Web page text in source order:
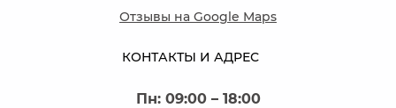
КОНТАКТЫ И АДРЕС
Пн: 09:00 – 18:00
Отзывы на Google Maps